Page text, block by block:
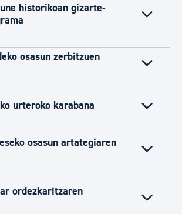
historikoan gizarte-
osasun zerbitzuen
urteroko karabana
osasun artategiaren
ordezkaritzaren